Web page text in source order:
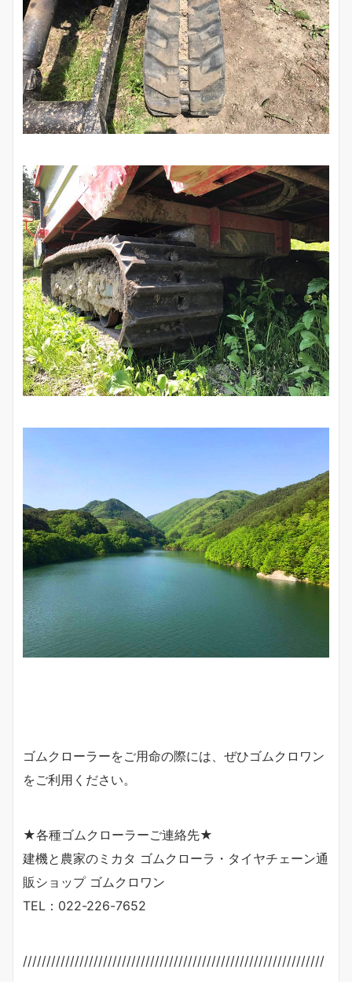
ゴムクローラーをご用命の際には、ぜひゴムクロワン
をご利用ください。
★各種ゴムクローラーご連絡先★
建機と農家のミカタ ゴムクローラ・タイヤチェーン通
販ショップ ゴムクロワン
TEL：022-226-7652
////////////////////////////////////////////////////////////////